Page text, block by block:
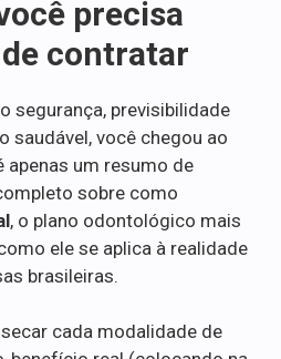
precisa
contratar
segurança, previsibilidade
saudável, você chegou ao
apenas um resumo de
sobre como
, o plano odontológico mais
ele se aplica à realidade
brasileiras.
cada modalidade de